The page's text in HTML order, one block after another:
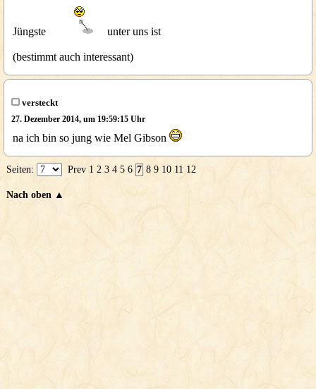
Jüngste unter uns ist
(bestimmt auch interessant)
versteckt
27. Dezember 2014, um 19:59:15 Uhr
na ich bin so jung wie Mel Gibson
Seiten: Prev 1 2 3 4 5 6 7 8 9 10 11 12
Nach oben ▲